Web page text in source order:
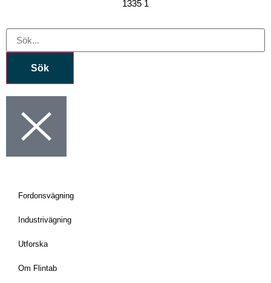
Sök
Fordonsvägning
Industrivägning
Utforska
Om Flintab